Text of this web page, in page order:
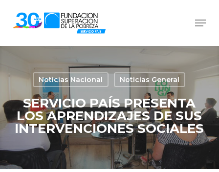
content
Noticias Nacional Noticias General
SERVICIO PAÍS PRESENTA
LOS APRENDIZAJES DE SUS
INTERVENCIONES SOCIALES
Menu